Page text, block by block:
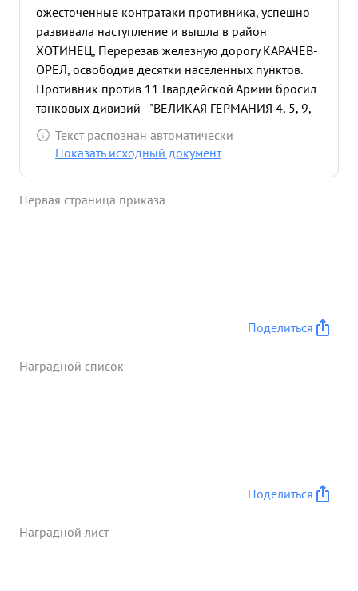
ожесточенные контратаки противника, успешно
развивала наступление и вышла в район
ХОТИНЕЦ, Перерезав железную дорогу КАРАЧЕВ-
ОРЕЛ, освободив десятки населенных пунктов.
Противник против 11 Гвардейской Армии бросил
танковых дивизий - "ВЕЛИКАЯ ГЕРМАНИЯ 4, 5, 9,
18,и 20, одну мотодивизию, ряд отдельных
полков и батальонов и большое количество
противнику тяжелое поражение, уничтожено
руководя наступлением частей армии обеспечил
орловской группировки противника. ГЕНЕРАЛ-
Текст распознан автоматически
Показать исходный документ
Первая страница приказа
Поделиться
Наградной список
Поделиться
Наградной лист